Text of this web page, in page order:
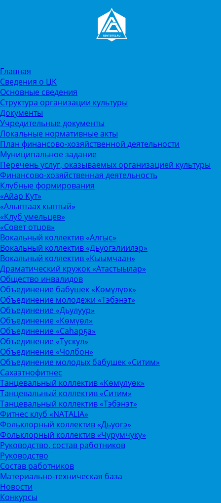
Главная
Сведения о ЦК
Основные сведения
Структура организации культуры
Документы
Учредительные документы
Локальные нормативные акты
План финансово-хозяйственной деятельности
Муниципальное задание
Перечень услуг, оказываемых организацией культуры
Финансово-хозяйственная деятельность
Клубные формирования
«Айар Кут»
«Алыптаах кыптый»
«Клуб умельцев»
«Совет отцов»
Вокальный коллектив «Алгыс»
Вокальный коллектив «Дьуогэлиилэр»
Вокальный коллектив «Кыымчаан»
Драматический кружок «Атастыылар»
Общество инвалидов
Объединение бабушек «Көмүлүөк»
Объединение молодежи «Тэбэнэт»
Объединение «Дьулуур»
Объединение «Көмүөл»
Объединение «Саhарҕа»
Объединение «Тускул»
Объединение «Чолбон»
Объединение молодых бабушек «Ситим»
Сахаэтнофитнес
Танцевальный коллектив «Көмүлүөк»
Танцевальный коллектив «Ситим»
Танцевальный коллектив «Тэбэнэт»
Фитнес клуб «NATALIA»
Фольклорный коллектив «Дьуогэ»
Фольклорный коллектив «Чурумчуку»
Руководство, состав работников
Руководство
Состав работников
Материально-техническая база
Новости
Конкурсы